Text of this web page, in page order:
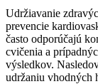
Udržiavanie
prevencie
často odporúčajú
cvičenia a
výsledkov.
udržaniu vhodných